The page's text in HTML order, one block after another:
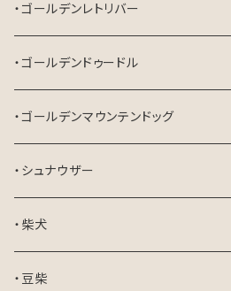
・ゴールデンレトリバー
・ゴールデンドゥードル
・ゴールデンマウンテンドッグ
・シュナウザー
・柴犬
・豆柴